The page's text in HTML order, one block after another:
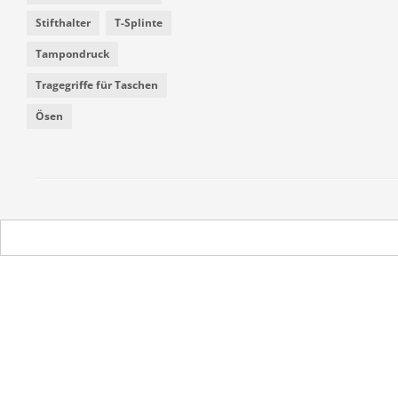
Stifthalter T-Splinte
Tampondruck
Tragegriffe für Taschen
Ösen